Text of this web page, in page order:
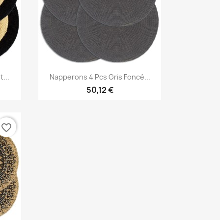
Aperçu rapide
Napperons 4 Pcs Gris Foncé...
50,12 €
favorite_border